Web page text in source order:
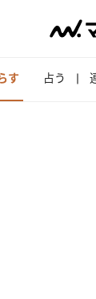
す 占う